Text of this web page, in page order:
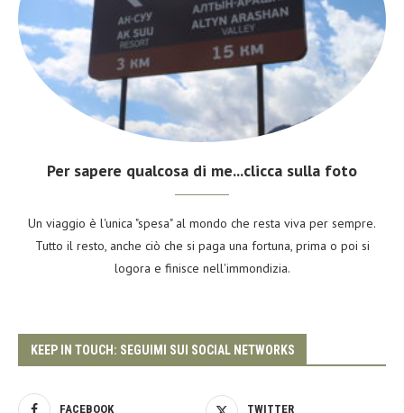
Per sapere qualcosa di me...clicca sulla foto
Un viaggio è l'unica "spesa" al mondo che resta viva per sempre.
Tutto il resto, anche ciò che si paga una fortuna, prima o poi si
logora e finisce nell'immondizia.
KEEP IN TOUCH: SEGUIMI SUI SOCIAL NETWORKS
FACEBOOK TWITTER